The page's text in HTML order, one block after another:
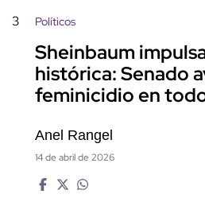
3 Políticos
Sheinbaum
histórica: Senado
feminicidio en
Anel Rangel
14 de abril de 2026